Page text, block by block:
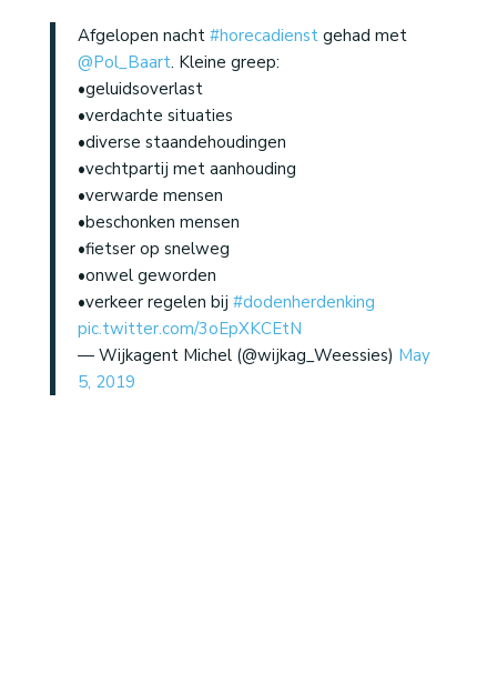
Afgelopen nacht #horecadienstgehad met
@Pol_Baart. Kleine greep:
•geluidsoverlast
•verdachte situaties
•diverse staandehoudingen
•vechtpartij met aanhouding
•verwarde mensen
•beschonken mensen
•fietser op snelweg
•onwel geworden
•verkeer regelen bij #dodenherdenking
pic.twitter.com/3oEpXKCEtN
— Wijkagent Michel (@wijkag_Weessies) May
5, 2019